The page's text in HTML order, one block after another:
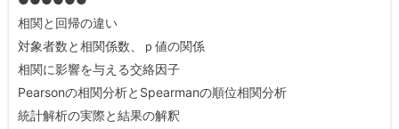
相関と回帰の違い
対象者数と相関係数、ｐ値の関係
相関に影響を与える交絡因子
Pearsonの相関分析とSpearmanの順位相関分析
統計解析の実際と結果の解釈